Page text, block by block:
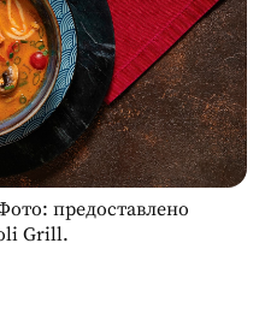
предоставлено
Grill.